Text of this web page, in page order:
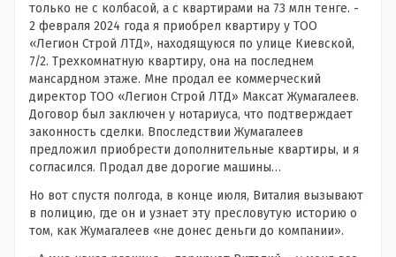
только не с колбасой, а с квартирами на 73 млн тенге. -
2 февраля 2024 года я приобрел квартиру у ТОО
«Легион Строй ЛТД», находящуюся по улице Киевской,
7/2. Трехкомнатную квартиру, она на последнем
мансардном этаже. Мне продал ее коммерческий
директор ТОО «Легион Строй ЛТД» Максат Жумагалеев.
Договор был заключен у нотариуса, что подтверждает
законность сделки. Впоследствии Жумагалеев
предложил приобрести дополнительные квартиры, и я
согласился. Продал две дорогие машины…
Но вот спустя полгода, в конце июля, Виталия вызывают
в полицию, где он и узнает эту пресловутую историю о
том, как Жумагалеев «не донес деньги до компании».